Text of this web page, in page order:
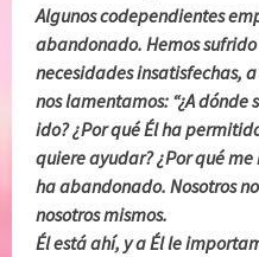
Algunos codependientes
abandonado. Hemos
necesidades insatisfechas,
nos lamentamos: “¿A dónde
ido? ¿Por qué Él ha
quiere ayudar? ¿Por qué
ha abandonado. Nosotros
nosotros mismos.
Él está ahí, y a Él le